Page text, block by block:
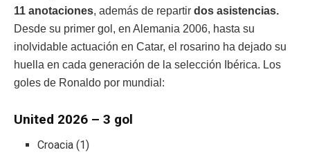
11 anotaciones, además de repartir dos asistencias.
Desde su primer gol, en Alemania 2006, hasta su
inolvidable actuación en Catar, el rosarino ha dejado su
huella en cada generación de la selección Ibérica. Los
goles de Ronaldo por mundial:
United 2026 – 3 gol
Croacia (1)